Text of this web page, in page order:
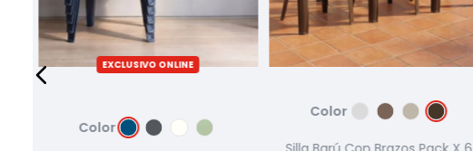
EXCLUSIVO ONLINE
Color
Color